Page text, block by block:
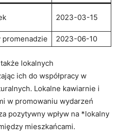
2023-03-15
promenadzie 2023-06-10
lokalnych
ich do współpracy w
Lokalne ⁤kawiarnie i
w promowaniu wydarzeń
pozytywny wpływ na *lokalny
mieszkańcami.